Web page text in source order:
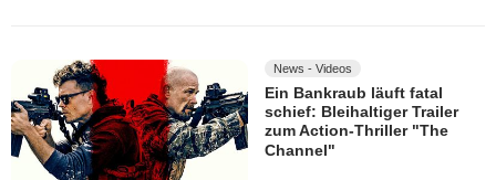
News - Videos
Ein Bankraub läuft fatal
schief: Bleihaltiger Trailer
zum Action-Thriller "The
Channel"